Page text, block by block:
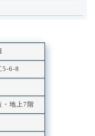
5-6-8
・地上7階